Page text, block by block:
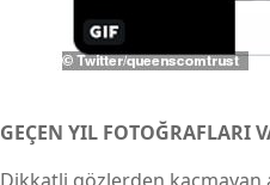
GEÇEN YIL FOTOĞRAFLARI
Dikkatli gözlerden kaçmayan